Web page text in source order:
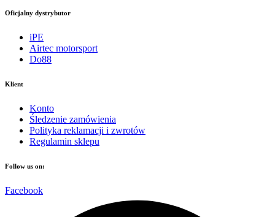
Oficjalny dystrybutor
iPE
Airtec motorsport
Do88
Klient
Konto
Śledzenie zamówienia
Polityka reklamacji i zwrotów
Regulamin sklepu
Follow us on:
Facebook